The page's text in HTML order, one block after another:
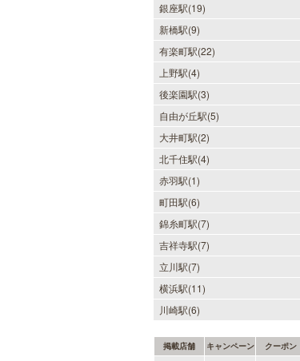
銀座駅(19)
新橋駅(9)
有楽町駅(22)
上野駅(4)
後楽園駅(3)
自由が丘駅(5)
大井町駅(2)
北千住駅(4)
赤羽駅(1)
町田駅(6)
錦糸町駅(7)
吉祥寺駅(7)
立川駅(7)
横浜駅(11)
川崎駅(6)
掲載店舗 キャンペーン クーポン